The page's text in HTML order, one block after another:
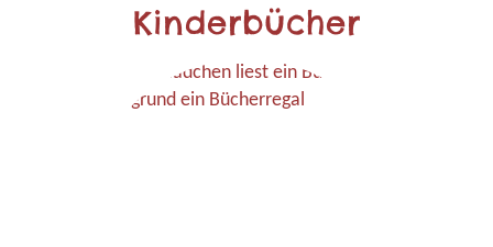
Kinderbücher